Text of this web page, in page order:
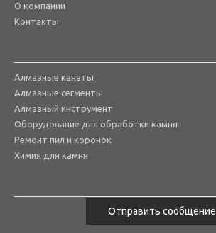
О компании
Контакты
Алмазные канаты
Алмазные сегменты
Алмазный инструмент
Оборудование для обработки камня
Ремонт пил и коронок
Химия для камня
Отправить сообщение